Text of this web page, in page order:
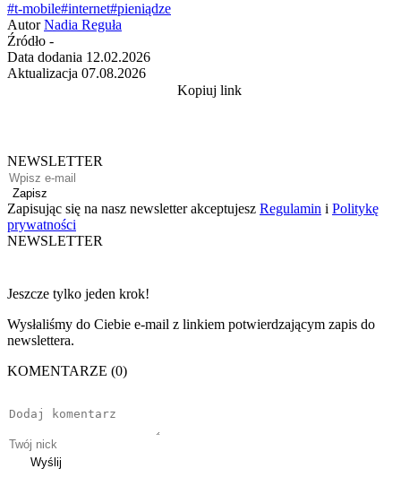
#t-mobile#internet#pieniądze
Autor Nadia Reguła
Źródło -
Data dodania 12.02.2026
Aktualizacja 07.08.2026
Kopiuj link
NEWSLETTER
Zapisz
Zapisując się na nasz newsletter akceptujesz Regulamin i Politykę
prywatności
NEWSLETTER
Jeszcze tylko jeden krok!
Wysłaliśmy do Ciebie e-mail z linkiem potwierdzającym zapis do
newslettera.
KOMENTARZE (0)
Wyślij